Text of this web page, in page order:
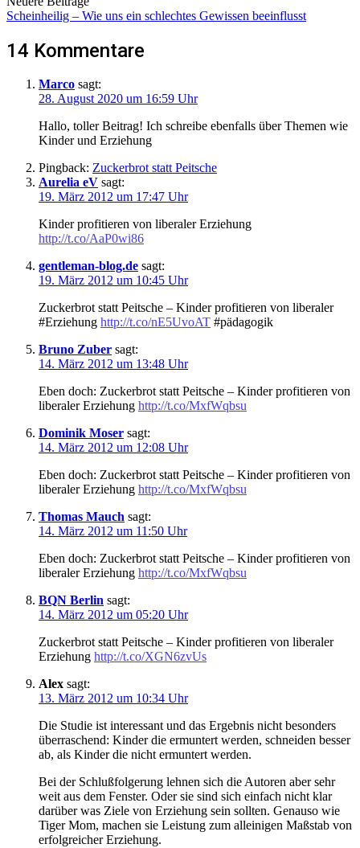
Scheinheilig – Wie uns ein schlechtes Gewissen beeinflusst
14 Kommentare
Marco sagt:
28. August 2020 um 16:59 Uhr
Hallo, toller Beitrag! Ich schreibe ebenfalls über Themen wie
Kinder und Erziehung
Pingback: Zuckerbrot statt Peitsche
Aurelia eV sagt:
19. März 2012 um 17:47 Uhr
Kinder profitieren von liberaler Erziehung
http://t.co/AaP0wi86
gentleman-blog.de sagt:
19. März 2012 um 10:45 Uhr
Zuckerbrot statt Peitsche – Kinder profitieren von liberaler
#Erziehung http://t.co/nE5UvoAT #pädagogik
Bruno Zuber sagt:
14. März 2012 um 13:48 Uhr
Eben doch: Zuckerbrot statt Peitsche – Kinder profitieren von
liberaler Erziehung http://t.co/MxfWqbsu
Dominik Moser sagt:
14. März 2012 um 12:08 Uhr
Eben doch: Zuckerbrot statt Peitsche – Kinder profitieren von
liberaler Erziehung http://t.co/MxfWqbsu
Thomas Mauch sagt:
14. März 2012 um 11:50 Uhr
Eben doch: Zuckerbrot statt Peitsche – Kinder profitieren von
liberaler Erziehung http://t.co/MxfWqbsu
BQN Berlin sagt:
14. März 2012 um 05:20 Uhr
Zuckerbrot statt Peitsche – Kinder profitieren von liberaler
Erziehung http://t.co/XGN6zvUs
Alex sagt:
13. März 2012 um 10:34 Uhr
Die Studie ist interessant und das Ergebnis nicht besonders
überraschend: Kinder die ermuntert werden, schneiden besser
ab, als Kinder die nicht ermuntert werden.
Bei der Schlußfolgerung lehnen sich die Autoren aber sehr
weit aus dem Fenster. Oder sie sind sich einfach nicht klar
darüber was Ziele von Erziehung sein sollten. Genauso wie
Tiger Mom, machen sie Leistung zum alleinigen Maßstab von
erfolgreicher Erziehung.